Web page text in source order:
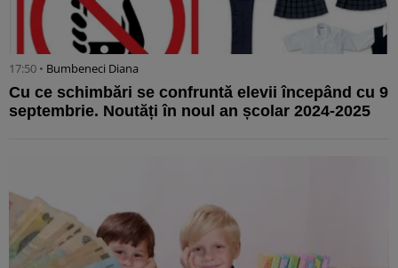
17:50 • Bumbeneci Diana
Cu ce schimbări se confruntă elevii începând cu 9
septembrie. Noutăți în noul an școlar 2024-2025